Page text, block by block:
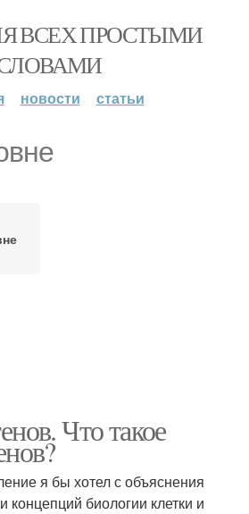
ВСЕХ ПРОСТЫМИ
новости статьи
Что такое
я бы хотел с объяснения
концепций биологии клетки и